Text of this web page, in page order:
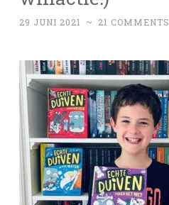
29 JUNI 2021 ~ 21 COMMENTS